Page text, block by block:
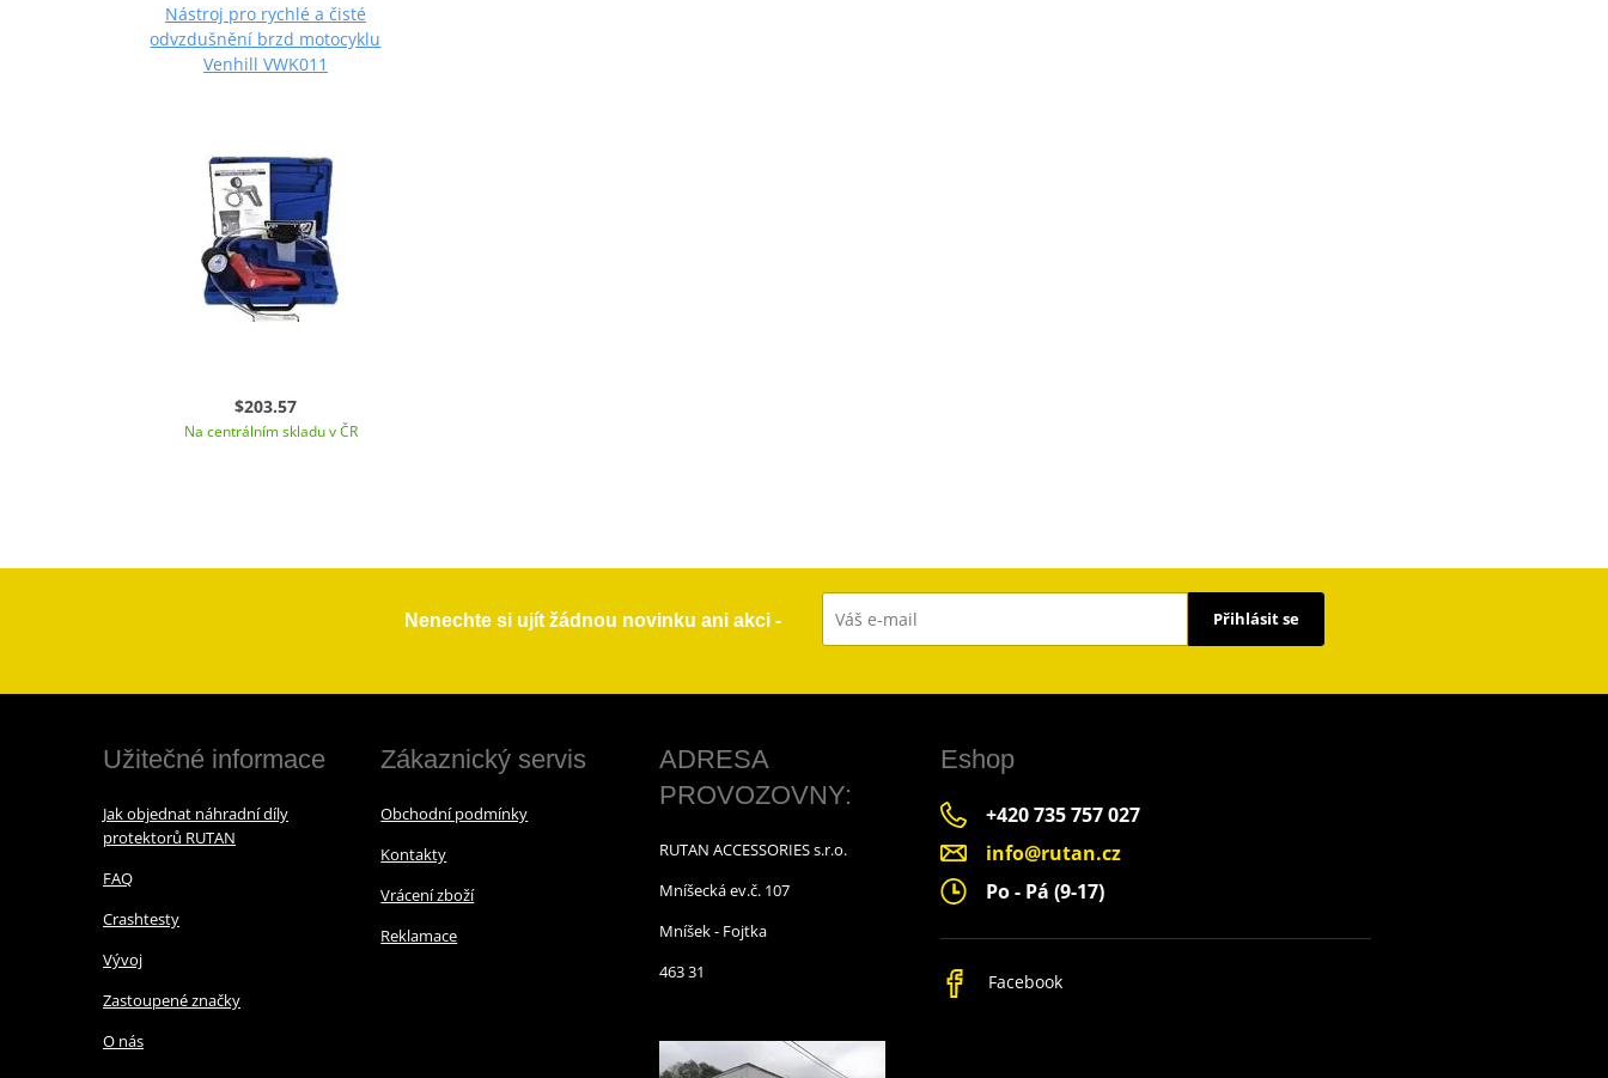
Nástroj pro rychlé a čisté
odvzdušnění brzd motocyklu
Venhill VWK011
$203.57
Na centrálním skladu v ČR
Nenechte si ujít žádnou novinku ani akci - Přihlásit se
Užitečné informace
Jak objednat náhradní díly
protektorů RUTAN
FAQ
Crashtesty
Vývoj
Zastoupené značky
O nás
Zákaznický servis
Obchodní podmínky
Kontakty
Vrácení zboží
Reklamace
ADRESA
PROVOZOVNY:
RUTAN ACCESSORIES s.r.o.
Mníšecká ev.č. 107
Mníšek - Fojtka
463 31
Eshop
+420 735 757 027
info@rutan.cz
Po - Pá (9-17)
Facebook